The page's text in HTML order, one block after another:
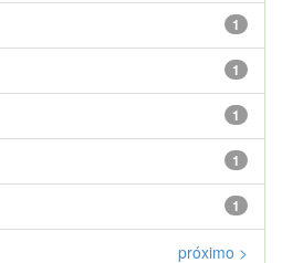
1
1
1
1
1
próximo >